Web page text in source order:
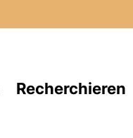
Recherchieren